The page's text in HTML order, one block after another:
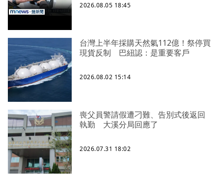
2026.08.05 18:45
台灣上半年採購天然氣112億！祭停買
現貨反制 巴紐認：是重要客戶
2026.08.02 15:14
喪父員警請假遭刁難、告別式後返回
執勤 大溪分局回應了
2026.07.31 18:02